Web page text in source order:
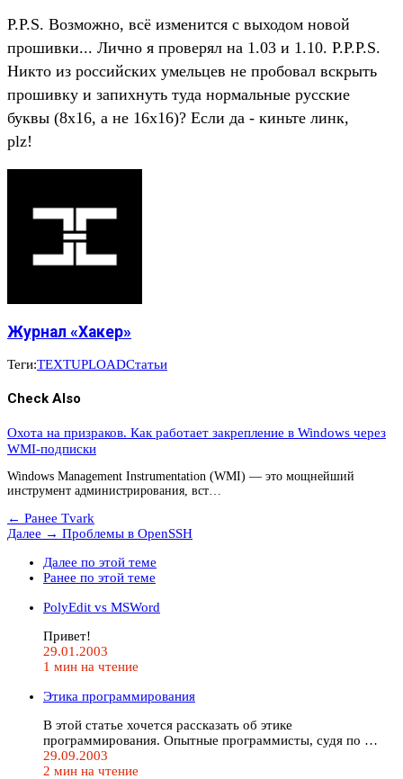
P.P.S. Возможно, всё изменится с выходом новой
прошивки... Лично я проверял на 1.03 и 1.10. P.P.P.S.
Никто из российских умельцев не пробовал вскрыть
прошивку и запихнуть туда нормальные русские
буквы (8х16, а не 16х16)? Если да - киньте линк,
plz!
Журнал «Хакер»
Теги:TEXTUPLOADСтатьи
Check Also
Охота на призраков. Как работает закрепление в Windows через
WMI-подписки
Windows Management Instrumentation (WMI) — это мощнейший
инструмент администрирования, вст…
← Ранее Tvark
Далее → Проблемы в OpenSSH
Далее по этой теме
Ранее по этой теме
PolyEdit vs MSWord
Привет!
29.01.2003
1 мин на чтение
Этика программирования
В этой статье хочется рассказать об этике
программирования. Опытные программисты, судя по …
29.09.2003
2 мин на чтение